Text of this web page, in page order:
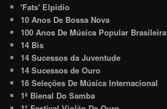
'Fats' Elpidio
10 Anos De Bossa Nova
100 Anos De Música Popular Brasileira
14 Bis
14 Sucessos da Juventude
14 Sucessos de Ouro
16 Seleções De Música Internacional
1ª Bienal Do Samba